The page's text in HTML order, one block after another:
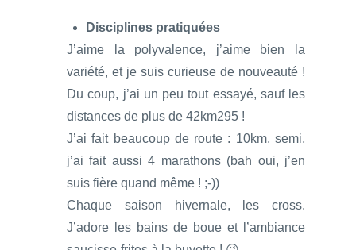
Disciplines pratiquées
J’aime la polyvalence, j’aime bien la
variété, et je suis curieuse de nouveauté !
Du coup, j’ai un peu tout essayé, sauf les
distances de plus de 42km295 !
J’ai fait beaucoup de route : 10km, semi,
j’ai fait aussi 4 marathons (bah oui, j’en
suis fière quand même ! ;-))
Chaque saison hivernale, les cross.
J’adore les bains de boue et l’ambiance